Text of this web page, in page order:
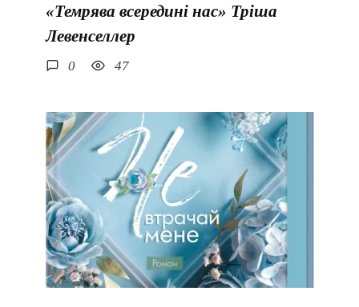
«Темрява всередині нас» Тріша
Левенселлер
0 47